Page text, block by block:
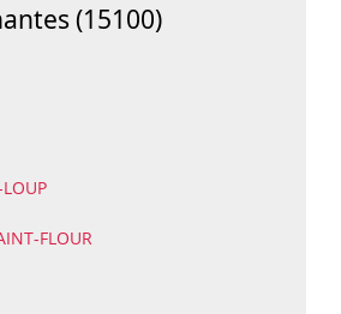
(15100)
FLOUR